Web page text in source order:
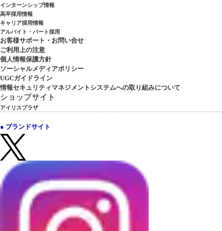
インターンシップ情報
高卒採用情報
キャリア採用情報
アルバイト・パート採用
お客様サポート・お問い合せ
ご利用上の注意
個人情報保護方針
ソーシャルメディアポリシー
UGCガイドライン
情報セキュリティマネジメントシステムへの取り組みについて
ショップサイト
アイリスプラザ
● ブランドサイト